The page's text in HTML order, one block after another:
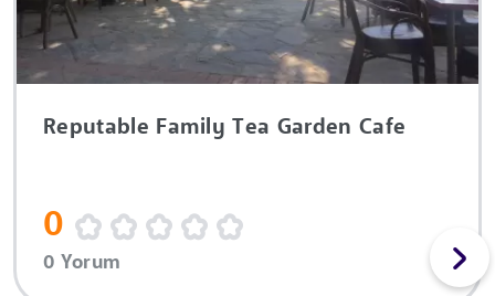
Reputable Family Tea Garden Cafe
0
0 Yorum